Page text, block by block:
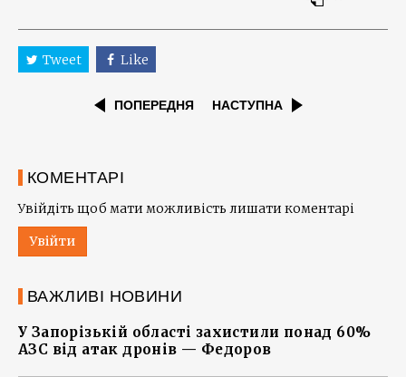
Tweet Like
ПОПЕРЕДНЯ НАСТУПНА
КОМЕНТАРІ
Увійдіть щоб мати можливість лишати коментарі
Увійти
ВАЖЛИВІ НОВИНИ
У Запорізькій області захистили понад 60%
АЗС від атак дронів — Федоров